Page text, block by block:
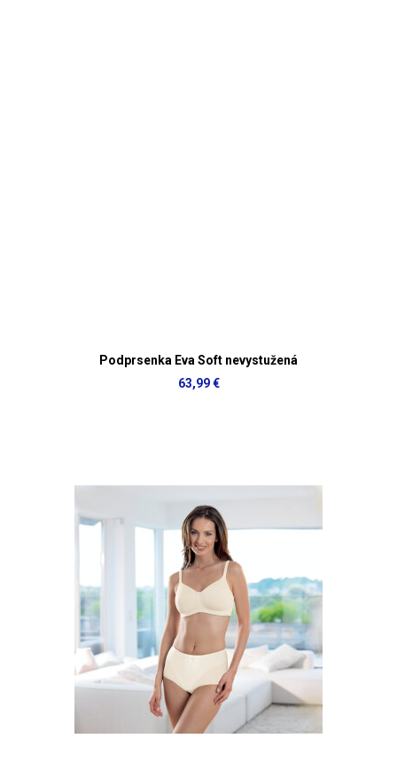
Podprsenka Eva Soft nevystužená
63,99 €